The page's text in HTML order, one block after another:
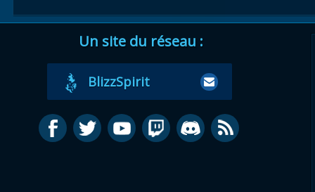
Un site du réseau :
BlizzSpirit